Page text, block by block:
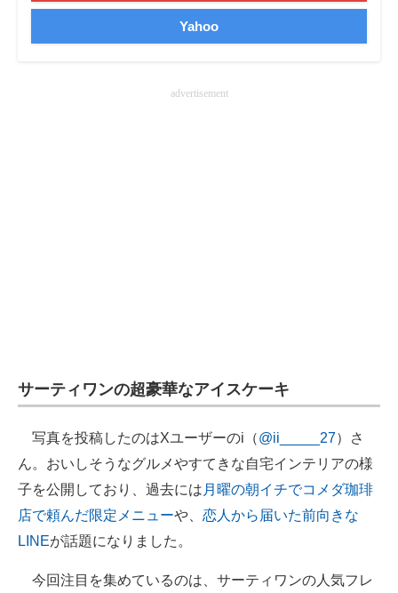
Yahoo
advertisement
サーティワンの超豪華なアイスケーキ
写真を投稿したのはXユーザーのi（@ii_____27）さ
ん。おいしそうなグルメやすてきな自宅インテリアの様
子を公開しており、過去には 月曜の朝イチでコメダ珈琲
店で頼んだ限定メニューや、 恋人から届いた前向きな
LINEが話題になりました。
今回注目を集めているのは、サーティワンの人気フレ